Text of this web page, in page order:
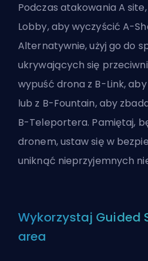
Podczas atakowania A
Lobby, aby wyczyścić A-
Alternatywnie, użyj go do
ukrywających się
wypuść drona z B-Link,
lub z B-Fountain, aby
B-Teleportera. Pamiętaj,
dronem, ustaw się w
uniknąć nieprzyjemnych
Wykorzystaj Guided
area